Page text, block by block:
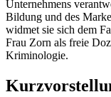
Unternehmens
Bildung und des
widmet sie sich dem
Frau Zorn als freie
Kriminologie.